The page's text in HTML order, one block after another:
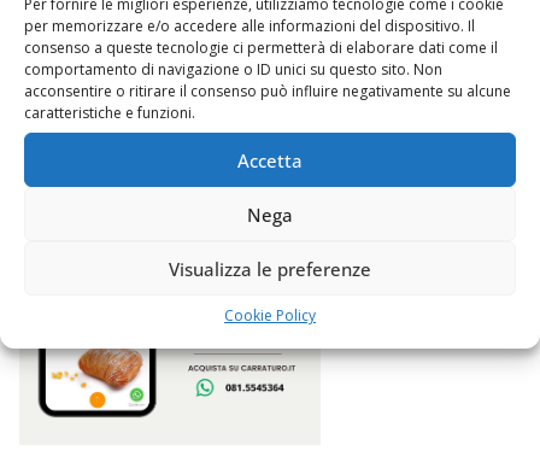
Per fornire le migliori esperienze, utilizziamo tecnologie come i cookie
per memorizzare e/o accedere alle informazioni del dispositivo. Il
consenso a queste tecnologie ci permetterà di elaborare dati come il
comportamento di navigazione o ID unici su questo sito. Non
acconsentire o ritirare il consenso può influire negativamente su alcune
caratteristiche e funzioni.
Accetta
Nega
Visualizza le preferenze
Cookie Policy
Prupix Studio Grafico
2 Novembre 2023 Felice Balsamo